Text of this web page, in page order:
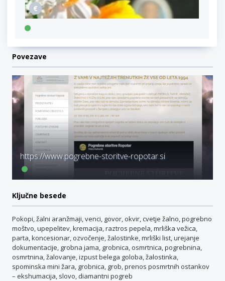
Povezave
https://www.pogrebne-storitve-ropotar.si
Ključne besede
Pokopi, žalni aranžmaji, venci, govor, okvir, cvetje žalno, pogrebno
moštvo, upepelitev, kremacija, raztros pepela, mrliška vežica,
parta, koncesionar, ozvočenje, žalostinke, mrliški list, urejanje
dokumentacije, grobna jama, grobnica, osmrtnica, pogrebnina,
osmrtnina, žalovanje, izpust belega goloba, žalostinka,
spominska mini žara, grobnica, grob, prenos posmrtnih ostankov
– ekshumacija, slovo, diamantni pogreb